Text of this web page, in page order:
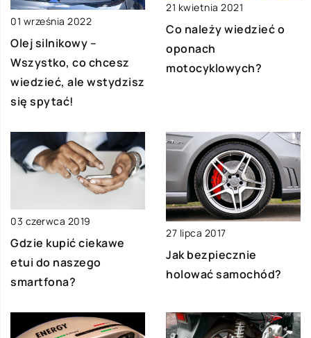
01 września 2022
Olej silnikowy –
Wszystko, co chcesz
wiedzieć, ale wstydzisz
się spytać!
21 kwietnia 2021
Co należy wiedzieć o
oponach
motocyklowych?
03 czerwca 2019
Gdzie kupić ciekawe
etui do naszego
smartfona?
27 lipca 2017
Jak bezpiecznie
holować samochód?